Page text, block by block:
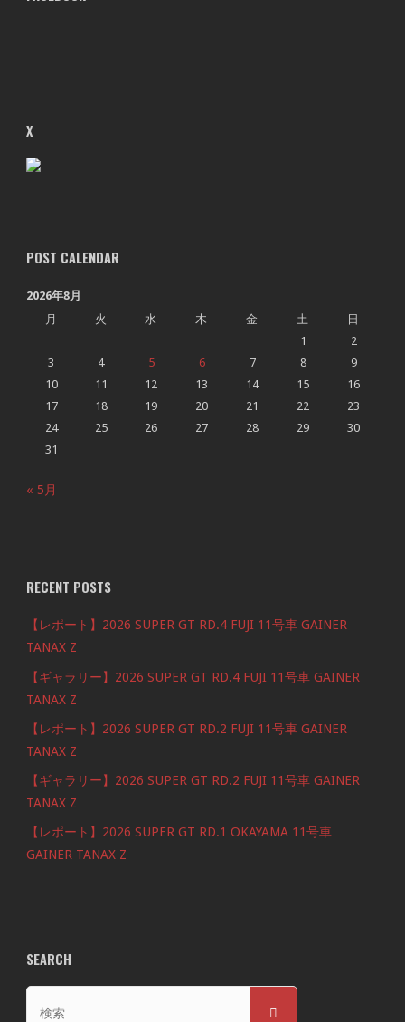
X
POST CALENDAR
2026年8月
月
火 水 木 金 土
日
1
2
3
4 5 6 7 8
9
10
11 12 13 14 15
16
17
18 19 20 21 22
23
24
25 26 27 28 29
30
31
« 5月
RECENT POSTS
【レポート】2026 SUPER GT RD.4 FUJI 11号車 GAINER
TANAX Z
【ギャラリー】2026 SUPER GT RD.4 FUJI 11号車 GAINER
TANAX Z
【レポート】2026 SUPER GT RD.2 FUJI 11号車 GAINER
TANAX Z
【ギャラリー】2026 SUPER GT RD.2 FUJI 11号車 GAINER
TANAX Z
【レポート】2026 SUPER GT RD.1 OKAYAMA 11号車
GAINER TANAX Z
SEARCH
検